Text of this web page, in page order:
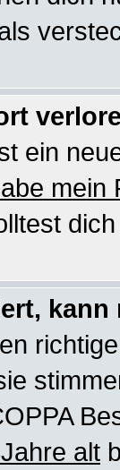
ein
mein
alt